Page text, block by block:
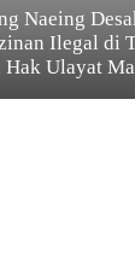
Naeing
Ilegal di
Hak Ulayat